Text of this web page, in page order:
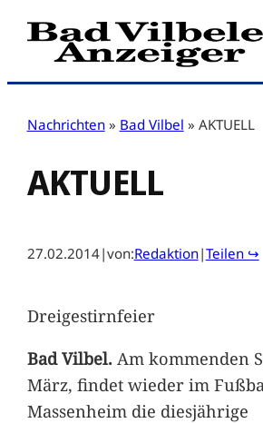
Zum
Inhalt
Nachrichten » Bad Vilbel » AKTUELL
AKTUELL
27.02.2014|von:Redaktion|Teilen ↪
Dreigestirnfeier
Bad Vilbel.Am kommenden
März, findet wieder im
Massenheim die diesjährige